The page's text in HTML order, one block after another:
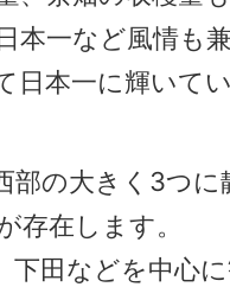
本一など風情も
日本一に輝いて
部の大きく3つに
存在します。
下田などを中心